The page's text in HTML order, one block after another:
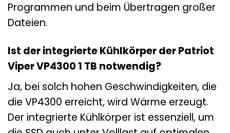
Programmen und beim Übertragen großer
Dateien.
Ist der integrierte Kühlkörper der Patriot
Viper VP4300 1 TB notwendig?
Ja, bei solch hohen Geschwindigkeiten, die
die VP4300 erreicht, wird Wärme erzeugt.
Der integrierte Kühlkörper ist essenziell, um